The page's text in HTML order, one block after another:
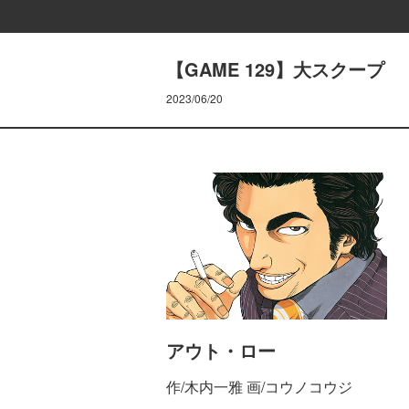
【GAME 129】大スクープ
2023/06/20
アウト・ロー
作/木内一雅 画/コウノコウジ